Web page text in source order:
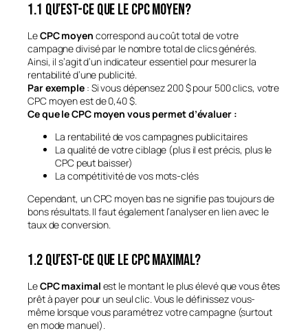
1.1 Qu’est-ce que le CPC moyen?
LeCPC moyen correspond au coût total de votre
campagne divisé par le nombre total de clics générés.
Ainsi, il s’agit d’un indicateur essentiel pour mesurer la
rentabilité d’une publicité.
Par exemple : Si vous dépensez 200 $ pour 500 clics, votre
CPC moyen est de 0,40 $.
Ce que le CPC moyen vous permet d’évaluer :
La rentabilité de vos campagnes publicitaires
La qualité de votre ciblage (plus il est précis, plus le
CPC peut baisser)
La compétitivité de vos mots-clés
Cependant, un CPC moyen bas ne signifie pas toujours de
bons résultats. Il faut également l’analyser en lien avec le
taux de conversion.
1.2 Qu’est-ce que le CPC maximal?
LeCPC maximal est le montant le plus élevé que vous êtes
prêt à payer pour un seul clic. Vous le définissez vous-
même lorsque vous paramétrez votre campagne (surtout
en mode manuel).